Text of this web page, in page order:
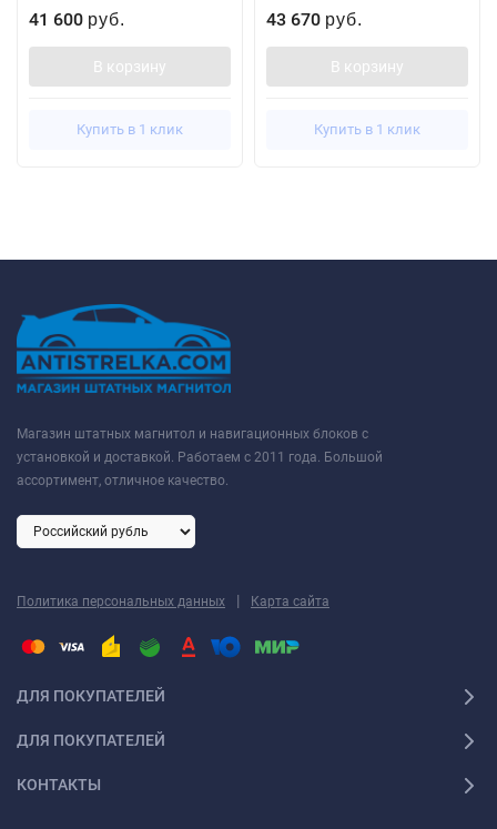
41 600 руб.
В корзину
Купить в 1 клик
43 670 руб.
В корзину
Купить в 1 клик
Магазин штатных магнитол и навигационных блоков с
установкой и доставкой. Работаем с 2011 года. Большой
ассортимент, отличное качество.
Политика персональных данных | Карта сайта
ДЛЯ ПОКУПАТЕЛЕЙ
ДЛЯ ПОКУПАТЕЛЕЙ
КОНТАКТЫ